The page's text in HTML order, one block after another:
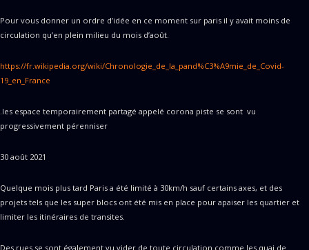
Pour vous donner un ordre d’idée en ce moment sur paris il y avait moins de
circulation qu’en plein milieu du mois d’août.
https://fr.wikipedia.org/wiki/Chronologie_de_la_pand%C3%A9mie_de_Covid-
19_en_France
.les espace temporairement partagé appelé corona piste se sont vu
progressivement pérenniser
30 août 2021
Quelque mois plus tard Paris a été limité à 30km/h sauf certains axes, et des
projets tels que les super blocs ont été mis en place pour apaiser les quartier et
limiter les itinéraires de transites.
Des rues se sont également vu vider de toute circulation comme les quai de